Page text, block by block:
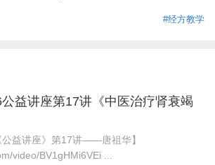
#经方教学
益讲座第17讲《中医治疗肾衰竭
公益讲座》第17讲——唐祖华】
video/BV1gHMi6VEi ...